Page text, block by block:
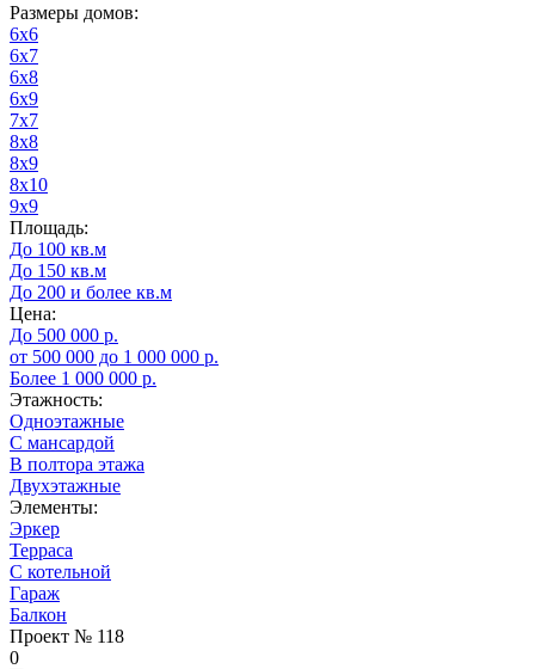
Размеры домов:
6х6
6х7
6х8
6х9
7х7
8х8
8х9
8х10
9х9
Площадь:
До 100 кв.м
До 150 кв.м
До 200 и более кв.м
Цена:
До 500 000 р.
от 500 000 до 1 000 000 р.
Более 1 000 000 р.
Этажность:
Одноэтажные
С мансардой
В полтора этажа
Двухэтажные
Элементы:
Эркер
Терраса
С котельной
Гараж
Балкон
Проект № 118
0